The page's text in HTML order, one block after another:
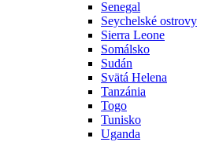
Senegal
Seychelské ostrovy
Sierra Leone
Somálsko
Sudán
Svätá Helena
Tanzánia
Togo
Tunisko
Uganda